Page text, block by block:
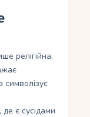
релігійна,
є сусідами